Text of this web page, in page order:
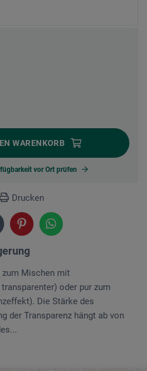
WARENKORB
vor Ort prüfen
Drucken
Mischen mit
oder pur zum
Die Stärke des
der Transparenz hängt ab von